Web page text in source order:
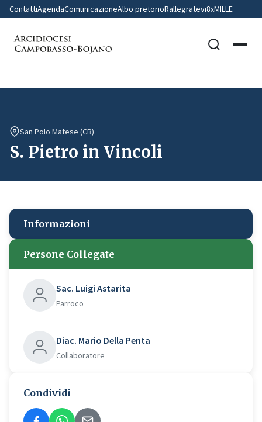
ContattiAgendaComunicazioneAlbo pretorioRallegratevi8xMILLE
San Polo Matese (CB)
S. Pietro in Vincoli
Informazioni
Persone Collegate
Sac. Luigi Astarita
Parroco
Diac. Mario Della Penta
Collaboratore
Condividi